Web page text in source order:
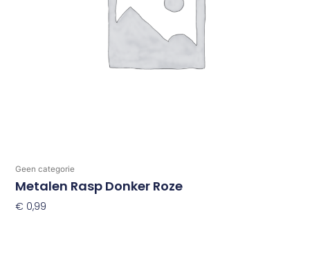
Geen categorie
Metalen Rasp Donker Roze
€ 0,99